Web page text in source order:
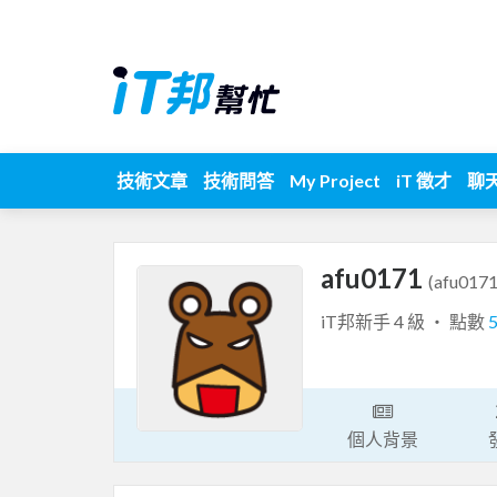
技術文章 技術問答 My Project iT 徵才 聊
afu0171
iT邦新手 4 級 ‧ 點數
個人背景